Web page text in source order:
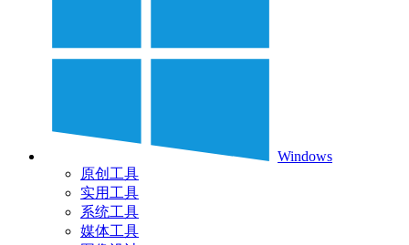
Windows
原创工具
实用工具
系统工具
媒体工具